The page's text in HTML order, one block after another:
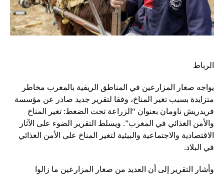
الرباط
يواجه صغار المزارعين في المناطق الريفية بالمغرب مخاطر
متزايدة بسبب تغير المناخ، وفقا لتقرير جديد صادر عن مؤسسة
فريدريش ناومان بعنوان “الزراعة تحت الضغط: تغير المناخ
والأمن الغذائي في المغرب”. ويسلط التقرير الضوء على الآثار
الاقتصادية والاجتماعية والبيئية لتغير المناخ على الأمن الغذائي
في البلاد.
وأشار التقرير إلى أن العديد من صغار المزارعين ما زالوا